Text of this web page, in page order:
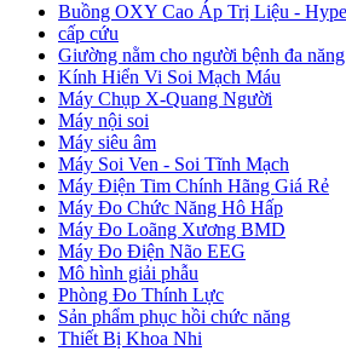
Buồng OXY Cao Áp Trị Liệu -
cấp cứu
Giường nằm cho người bệnh đa năng
Kính Hiển Vi Soi Mạch Máu
Máy Chụp X-Quang Người
Máy nội soi
Máy siêu âm
Máy Soi Ven - Soi Tĩnh Mạch
Máy Điện Tim Chính Hãng Giá Rẻ
Máy Đo Chức Năng Hô Hấp
Máy Đo Loãng Xương BMD
Máy Đo Điện Não EEG
Mô hình giải phẫu
Phòng Đo Thính Lực
Sản phẩm phục hồi chức năng
Thiết Bị Khoa Nhi